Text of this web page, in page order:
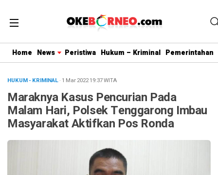
Home News Peristiwa Hukum – Kriminal Pemerintahan
HUKUM - KRIMINAL· 1 Mar 202219:37WITA
Maraknya Kasus Pencurian Pada
Malam Hari, Polsek Tenggarong Imbau
Masyarakat Aktifkan Pos Ronda